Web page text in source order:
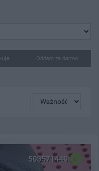
Oddam za darmo
503571440